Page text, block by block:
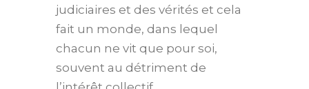
judiciaires et des vérités et cela
fait un monde, dans lequel
chacun ne vit que pour soi,
souvent au détriment de